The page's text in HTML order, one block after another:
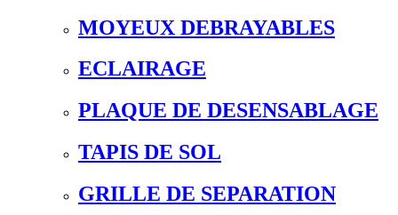
MOYEUX DEBRAYABLES
ECLAIRAGE
PLAQUE DE DESENSABLAGE
TAPIS DE SOL
GRILLE DE SEPARATION